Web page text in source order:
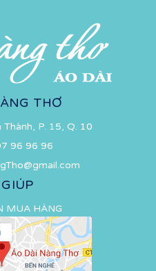
THƠ
P. 15, Q. 10
96 96 96
MUA HÀNG